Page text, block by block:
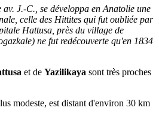
J.-C., se développa en Anatolie une
celle des Hittites qui fut oubliée par
Hattusa, près du village de
ne fut redécouverte qu'en 1834
et de Yazilikaya sont très proches
modeste, est distant d'environ 30 km